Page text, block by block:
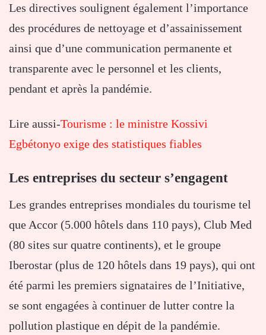
Les directives soulignent également l’importance
des procédures de nettoyage et d’assainissement
ainsi que d’une communication permanente et
transparente avec le personnel et les clients,
pendant et après la pandémie.
Lire aussi-Tourisme : le ministre Kossivi
Egbétonyo exige des statistiques fiables
Les entreprises du secteur s’engagent
Les grandes entreprises mondiales du tourisme tel
que Accor (5.000 hôtels dans 110 pays), Club Med
(80 sites sur quatre continents), et le groupe
Iberostar (plus de 120 hôtels dans 19 pays), qui ont
été parmi les premiers signataires de l’Initiative,
se sont engagées à continuer de lutter contre la
pollution plastique en dépit de la pandémie.